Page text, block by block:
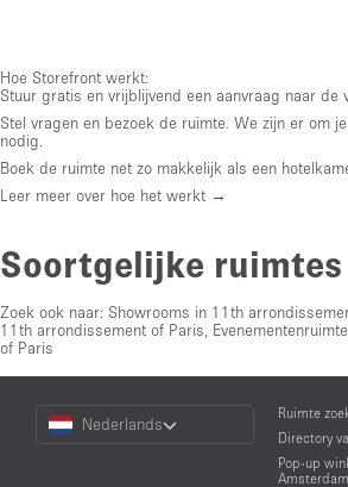
Hoe Storefront werkt:
Stuur gratis en vrijblijvend een aanvraag naar de
Stel vragen en bezoek de ruimte. We zijn er om
nodig.
Boek de ruimte net zo makkelijk als een
Leer meer over hoe het werkt →
Soortgelijke ruimtes
Zoek ook naar: Showrooms in 11th
11th arrondissement of Paris
of Paris
Choose
Language
Nederlands
Ruimte
Directory
Pop-up